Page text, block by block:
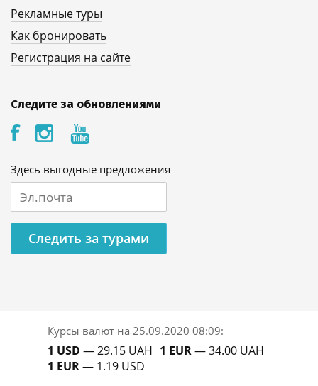
Рекламные туры
Как бронировать
Регистрация на сайте
Следите за обновлениями
Здесь выгодные предложения
Следить за турами
Курсы валют на 25.09.2020 08:09:
1 USD — 29.15 UAH
1 EUR— 1.19 USD
1 EUR— 34.00 UAH